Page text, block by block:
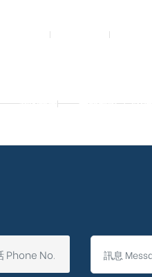
工程實績 新聞中心 公
我的帳號 豪門國際 ｜ 50